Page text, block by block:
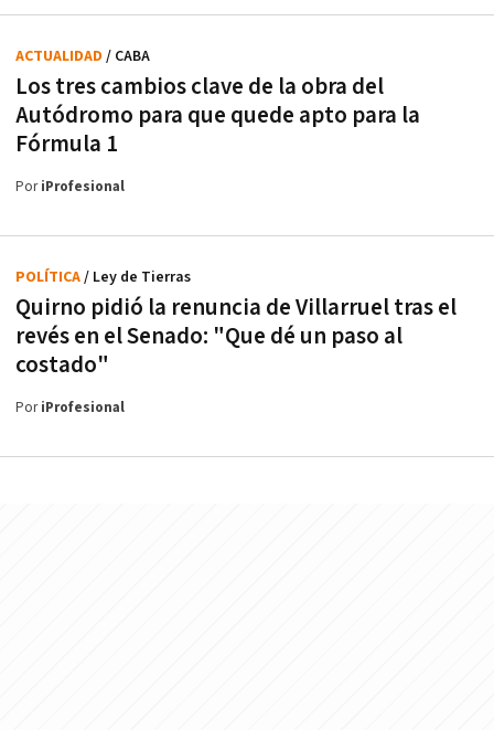
Los tres cambios clave de la obra del
Autódromo para que quede apto para la
Fórmula 1
ACTUALIDAD / CABA
PoriProfesional
Quirno pidió la renuncia de Villarruel tras el
revés en el Senado: "Que dé un paso al
costado"
POLÍTICA/ Ley de Tierras
PoriProfesional